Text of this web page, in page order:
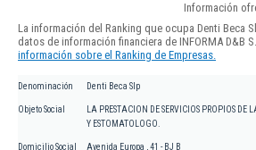
Información
La información del Ranking que ocupa Denti Beca
datos de información financiera de INFORMA D&B
información sobre el Ranking de Empresas.
Denominación Denti Beca Slp
Objeto Social
LA PRESTACION DE SERVICIOS PROPIOS DE
Y ESTOMATOLOGO.
Domicilio Social Avenida Europa , 41 - BJ B